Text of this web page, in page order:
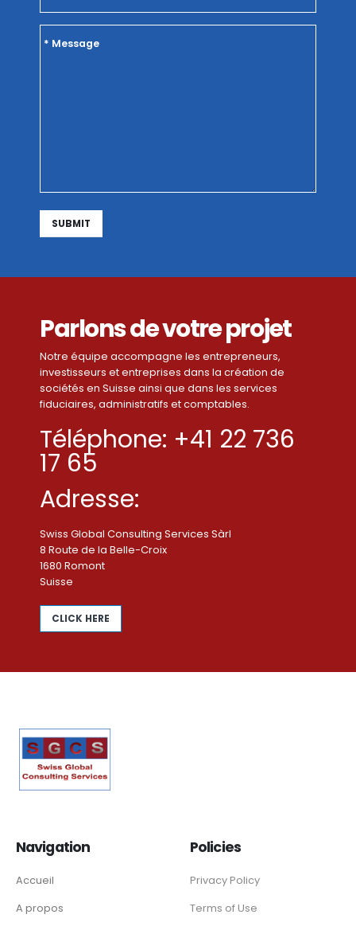
Parlons de votre projet
Notre équipe accompagne les entrepreneurs,
investisseurs et entreprises dans la création de
sociétés en Suisse ainsi que dans les services
fiduciaires, administratifs et comptables.
Téléphone: +41 22 736
17 65
Adresse:
Swiss Global Consulting Services Sàrl
8 Route de la Belle-Croix
1680 Romont
Suisse
CLICK HERE
Navigation
Accueil
A propos
Policies
Privacy Policy
Terms of Use